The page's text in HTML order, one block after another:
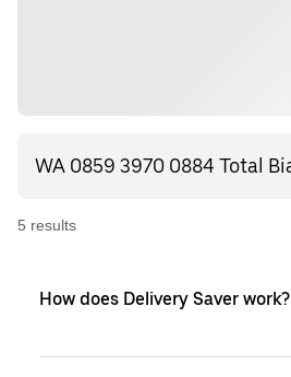
5 results
How does Delivery Saver work?